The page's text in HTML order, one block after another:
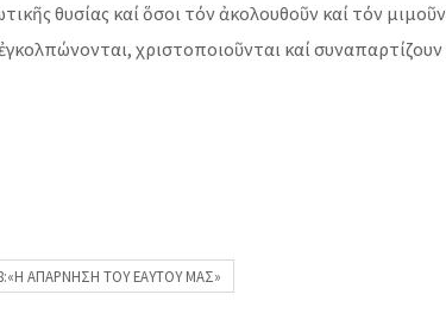
θυσίας καί ὅσοι τόν ἀκολουθοῦν καί τόν
χριστοποιοῦνται καί
ΑΠΑΡΝΗΣΗ ΤΟΥ ΕΑΥΤΟΥ ΜΑΣ»